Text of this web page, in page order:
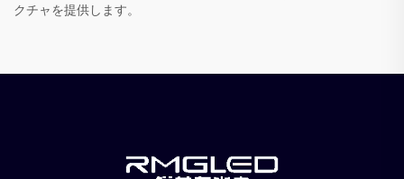
クチャを提供します。